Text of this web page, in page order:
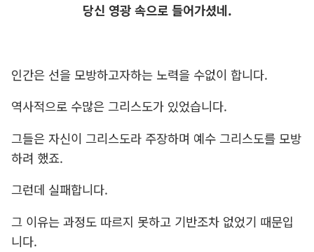
당신 영광 속으로 들어가셨네.
인간은 선을 모방하고자하는 노력을 수없이 합니다.
역사적으로 수많은 그리스도가 있었습니다.
그들은 자신이 그리스도라 주장하며 예수 그리스도를 모방
하려 했죠.
그런데 실패합니다.
그 이유는 과정도 따르지 못하고 기반조차 없었기 때문입
니다.